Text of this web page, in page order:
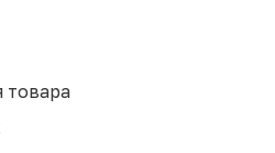
товара